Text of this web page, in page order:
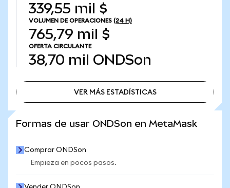
339,55 mil $
VOLUMEN DE OPERACIONES (24 H)
765,79 mil $
OFERTA CIRCULANTE
38,70 mil ONDSon
VER MÁS ESTADÍSTICAS
Formas de usar ONDSon en MetaMask
Comprar ONDSon
Empieza en pocos pasos.